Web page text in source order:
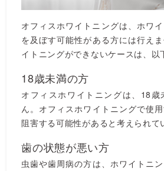
オフィスホワイトニングは、ホワ
を及ぼす可能性がある方には行え
イトニングができないケースは、以
18歳未満の方
オフィスホワイトニングは、18歳
ん。オフィスホワイトニングで使
阻害する可能性があると考えられて
歯の状態が悪い方
虫歯や歯周病の方は、ホワイトニ